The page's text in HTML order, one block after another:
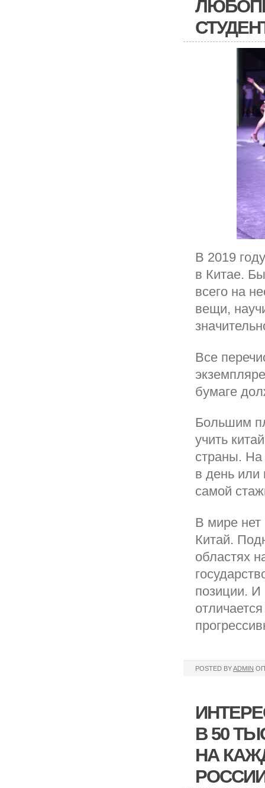
В 2019
в Китае.
всего на
вещи,
Все
бумаге
Большим
учить
страны. На
в день или
самой
В мире нет
Китай.
областях
позиции. И
POSTED BYADMIN
В 50
НА